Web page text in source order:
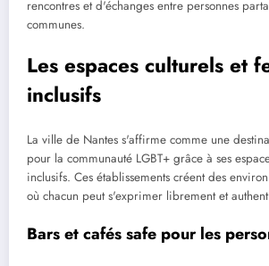
rencontres et d'échanges entre personnes
communes.
Les espaces culturels et
inclusifs
La ville de Nantes s'affirme comme une
pour la communauté LGBT+ grâce à ses
inclusifs. Ces établissements créent des
où chacun peut s'exprimer librement et
Bars et cafés safe pour les